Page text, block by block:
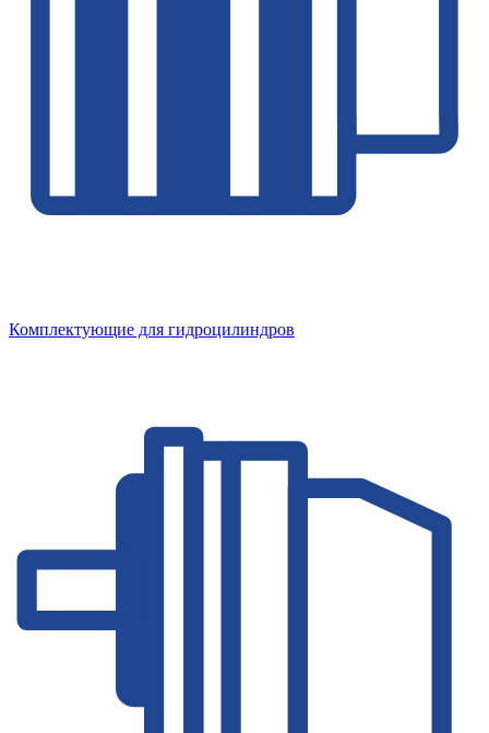
Комплектующие для гидроцилиндров